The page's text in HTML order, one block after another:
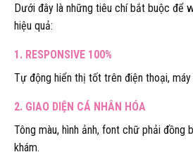
Dưới đây là những tiêu chí bắt buộc để
hiệu quả:
1. RESPONSIVE 100%
Tự động hiển thị tốt trên điện thoại, máy
2. GIAO DIỆN CÁ NHÂN HÓA
Tông màu, hình ảnh, font chữ phải đồng
khám.